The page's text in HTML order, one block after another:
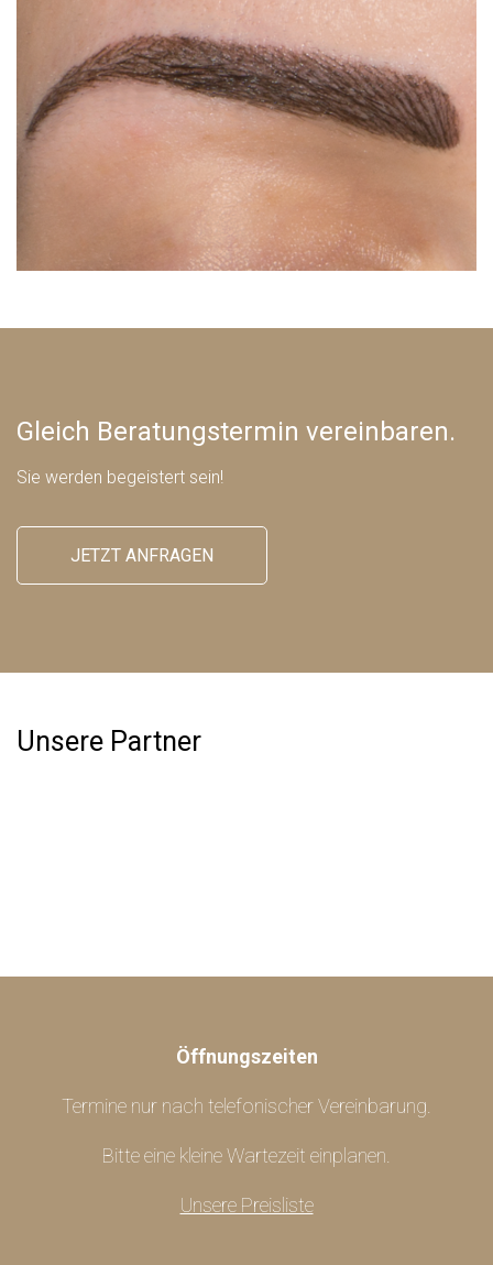
Gleich Beratungstermin vereinbaren.
Sie werden begeistert sein!
JETZT ANFRAGEN
Unsere Partner
Öffnungszeiten
Termine nur nach telefonischer Vereinbarung.
Bitte eine kleine Wartezeit einplanen.
Unsere Preisliste